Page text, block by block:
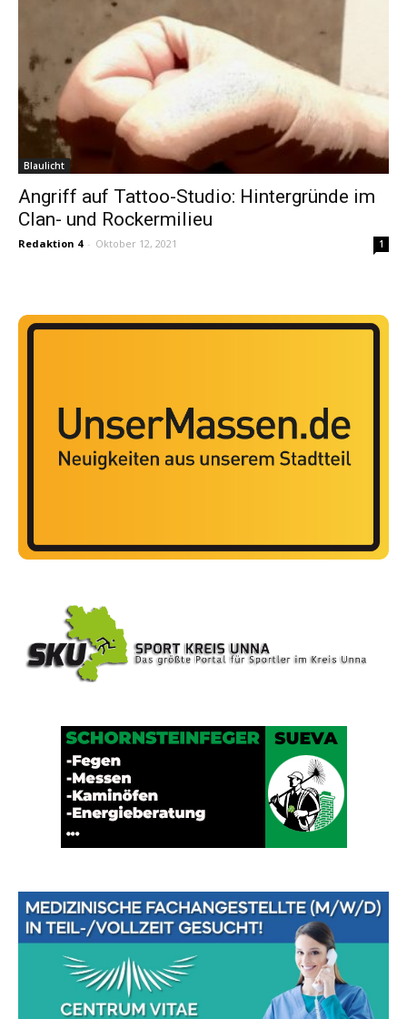
Blaulicht
Angriff auf Tattoo-Studio: Hintergründe im
Clan- und Rockermilieu
Redaktion 4 - Oktober 12, 2021 1